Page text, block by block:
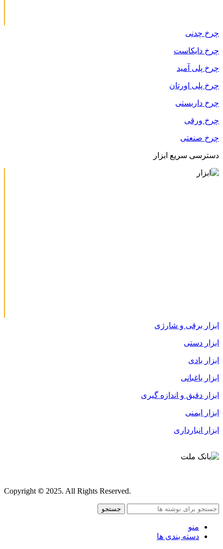
چرخ چدنی
چرخ دایکاست
چرخ پلی آمید
چرخ پلی اورتان
چرخ داربستی
چرخ ورقی
چرخ صنعتی
دسترسی سریع ابزار
ابزار برقی و شارژی
ابزار دستی
ابزار بادی
ابزار باغبانی
ابزار دقیق و اندازه گیری
ابزار ایمنی
ابزار انبارداری
Copyright© 2025. All Rights Reserved.
جستجو
منو
دسته بندی ها